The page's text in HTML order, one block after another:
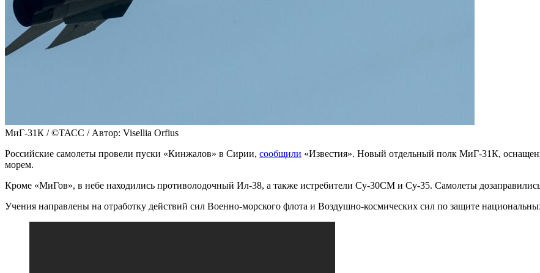
МиГ-31К / ©ТАСС / Автор: Visellia Orfius
Российские самолеты провели пуски «Кинжалов» в Сирии, сообщили «Известия». Новый отдельный полк МиГ-31К,
морем.
Кроме «МиГов», в небе находились противолодочный Ил-38, а также истребители Су-30СМ и Су-35. Самолеты дозаправились
Учения направлены на отработку действий сил Военно-морского флота и Воздушно-космических сил по защите